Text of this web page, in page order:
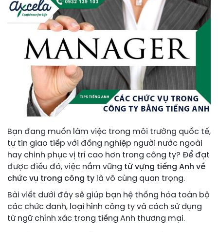
Bạn đang muốn làm việc trong môi trường quốc tế,
tự tin giao tiếp với đồng nghiệp người nước ngoài
hay chinh phục vị trí cao hơn trong công ty? Để đạt
được điều đó, việc nắm vững từ vựng tiếng Anh về
chức vụ trong công ty là vô cùng quan trọng.
Bài viết dưới đây sẽ giúp bạn hệ thống hóa toàn bộ
các chức danh, loại hình công ty và cách sử dụng
từ ngữ chính xác trong tiếng Anh thương mại.